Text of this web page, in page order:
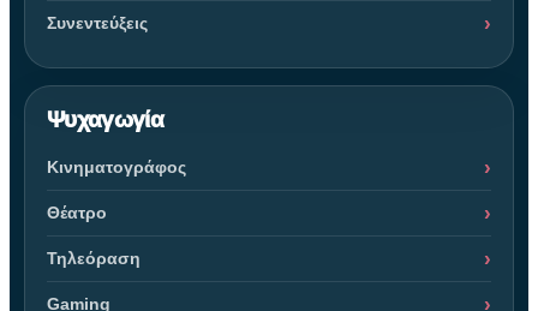
Συνεντεύξεις
Ψυχαγωγία
Κινηματογράφος
Θέατρο
Τηλεόραση
Gaming